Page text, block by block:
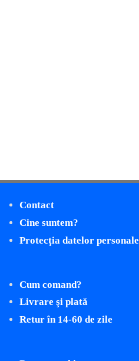
Contact
Cine suntem?
Protecţia datelor personale
Cum comand?
Livrare şi plată
Retur în 14-60 de zile